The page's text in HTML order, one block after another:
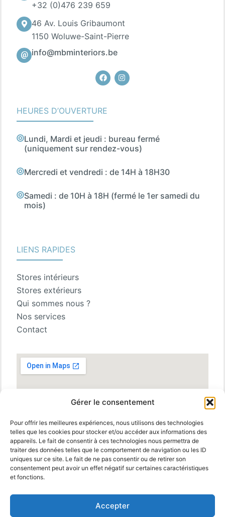
Gérer le consentement
Pour offrir les meilleures expériences, nous utilisons des technologies
telles que les cookies pour stocker et/ou accéder aux informations des
appareils. Le fait de consentir à ces technologies nous permettra de
traiter des données telles que le comportement de navigation ou les ID
uniques sur ce site. Le fait de ne pas consentir ou de retirer son
consentement peut avoir un effet négatif sur certaines caractéristiques
et fonctions.
Accepter
+32 (0)476 239 659
46 Av. Louis Gribaumont
1150 Woluwe-Saint-Pierre
info@mbminteriors.be
FacebookInstagram
HEURES D’OUVERTURE
Lundi, Mardi et jeudi : bureau fermé
(uniquement sur rendez-vous)
Mercredi et vendredi : de 14H à 18H30
Samedi : de 10H à 18H (fermé le 1er samedi du
mois)
LIENS RAPIDES
Stores intérieurs
Stores extérieurs
Qui sommes nous ?
Nos services
Contact